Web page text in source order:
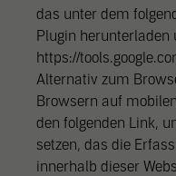
das unter dem
Plugin herunterladen
https://
Alternativ zum
Browsern auf
den folgenden Link,
setzen, das die
innerhalb dieser